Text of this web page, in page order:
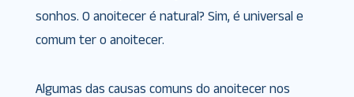
sonhos. O anoitecer é natural? Sim, é universal e
comum ter o anoitecer.
Algumas das causas comuns do anoitecer nos